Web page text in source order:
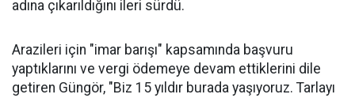
adına çıkarıldığını ileri sürdü.
Arazileri için "imar barışı" kapsamında başvuru
yaptıklarını ve vergi ödemeye devam ettiklerini dile
getiren Güngör, "Biz 15 yıldır burada yaşıyoruz. Tarlayı